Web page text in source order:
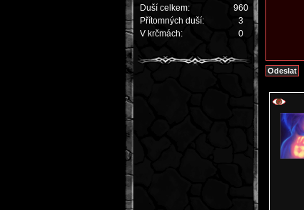
Duší celkem:
960
Přítomných duší:
3
V krčmách:
0